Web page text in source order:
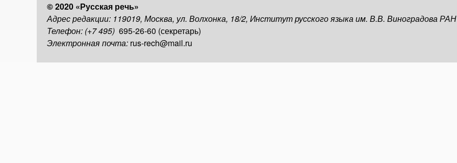
© 2020 «Русская речь»
Адрес редакции: 119019, Москва, ул. Волхонка, 18/2, Институт русского языка им. В.В. Виноградова РАН
Телефон: (+7 495) 695-26-60 (секретарь)
Электронная почта: rus-rech@mail.ru